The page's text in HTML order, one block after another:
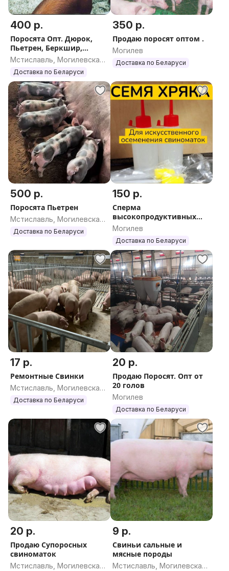
400 р.
Поросята Опт. Дюрок,
Пьетрен, Беркшир,
Ландрас а также Гибриды
мясные и сальные
породы.
Мстиславль, Могилевская
область
Доставка по Беларуси
350 р.
Продаю поросят оптом .
Могилев
Доставка по Беларуси
500 р.
Поросята Пьетрен
Мстиславль, Могилевская
область
Доставка по Беларуси
150 р.
Сперма
высокопродуктивных
,элитных ,племенных,
Ландрас , Йоркшир
,Дюрок,Пьет
Могилев
Доставка по Беларуси
17 р.
Ремонтные Свинки
Мстиславль, Могилевская
область
Доставка по Беларуси
20 р.
Продаю Поросят. Опт от
20 голов
Могилев
Доставка по Беларуси
20 р.
Продаю Супоросных
свиноматок
Мстиславль, Могилевская
9 р.
Свиньи сальные и
мясные породы
Мстиславль, Могилевская